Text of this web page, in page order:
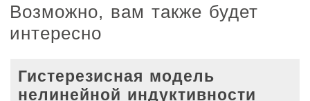
Возможно, вам также будет
интересно
Гистерезисная модель
нелинейной индуктивности